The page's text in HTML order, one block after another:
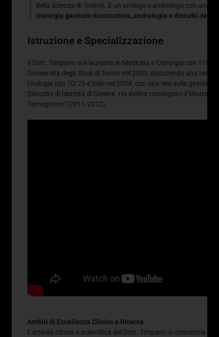
della Scienza di Torino) . È un urologo e andrologo con una
chirurgia genitale ricostruttiva, andrologia e disturbi
Istruzione e Specializzazione
Il Dott. Timpano si è laureato in Medicina e Chirurgia con 110/
l'Università degli Studi di Torino nel 2003, discutendo una tesi
Urologia con 70/70 e lode nel 2008, con una tesi sulla gestione
Disturbo di Identità di Genere Ha inoltre conseguito il Master
Tamagnone" (2011-2012)
Ambiti di Eccellenza Clinica e Ricerca
L'attività clinica e scientifica del Dott. Timpano si concentra su